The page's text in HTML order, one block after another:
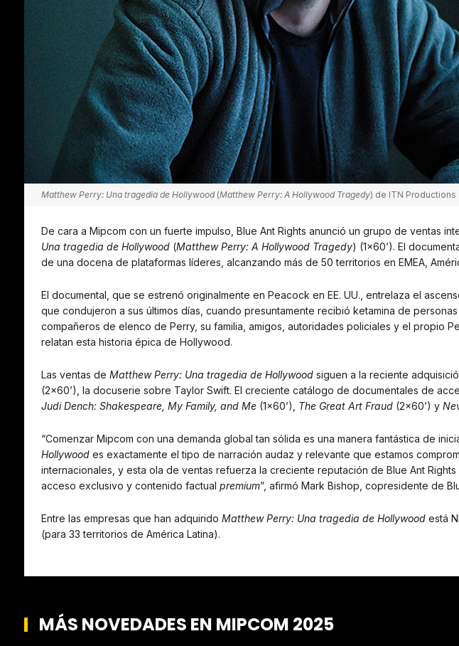
Matthew Perry: Una tragedia de Hollywood(Matthew Perry: A Hollywood Tragedy) de ITN Productions
De cara a Mipcom con un fuerte impulso, Blue Ant Rights anunció un grupo de ventas
Una tragedia de Hollywood (Matthew Perry: A Hollywood Tragedy) (1×60’). El
de una docena de plataformas líderes, alcanzando más de 50 territorios en EMEA,
El documental, que se estrenó originalmente en Peacock en EE. UU., entrelaza el
que condujeron a sus últimos días, cuando presuntamente recibió ketamina de
compañeros de elenco de Perry, su familia, amigos, autoridades policiales y el propio
relatan esta historia épica de Hollywood.
Las ventas de Matthew Perry: Una tragedia de Hollywood siguen a la reciente
(2×60’), la docuserie sobre Taylor Swift. El creciente catálogo de documentales de
Judi Dench: Shakespeare, My Family, and Me (1×60’), The Great Art Fraud (2×60’) y
“Comenzar Mipcom con una demanda global tan sólida es una manera fantástica de
Hollywood es exactamente el tipo de narración audaz y relevante que estamos
internacionales, y esta ola de ventas refuerza la creciente reputación de Blue Ant
acceso exclusivo y contenido factual premium”, afirmó Mark Bishop, copresidente de
Entre las empresas que han adquirido Matthew Perry: Una tragedia de Hollywood está
(para 33 territorios de América Latina).
MÁS NOVEDADES EN MIPCOM 2025